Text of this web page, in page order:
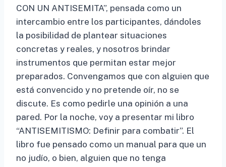
CON UN ANTISEMITA”, pensada como un
intercambio entre los participantes, dándoles
la posibilidad de plantear situaciones
concretas y reales, y nosotros brindar
instrumentos que permitan estar mejor
preparados. Convengamos que con alguien que
está convencido y no pretende oír, no se
discute. Es como pedirle una opinión a una
pared. Por la noche, voy a presentar mi libro
“ANTISEMITISMO: Definir para combatir”. El
libro fue pensado como un manual para que un
no judío, o bien, alguien que no tenga